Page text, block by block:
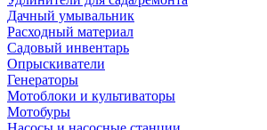
Дачный умывальник
Расходный материал
Садовый инвентарь
Опрыскиватели
Генераторы
Мотоблоки и культиваторы
Мотобуры